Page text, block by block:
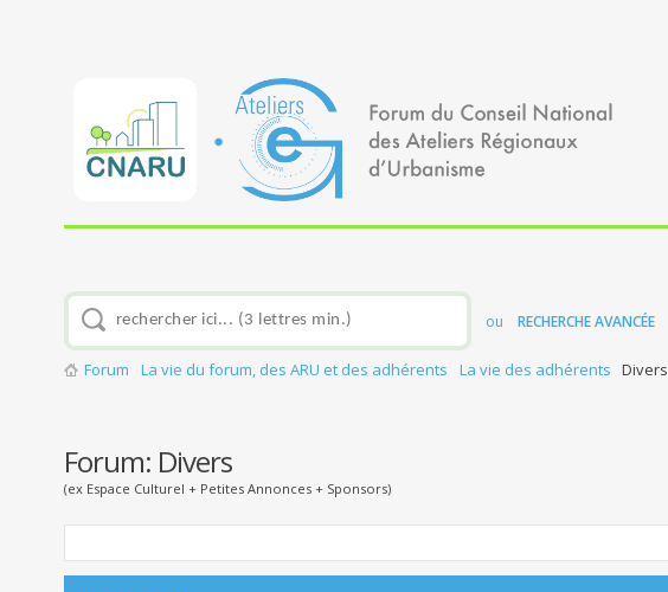
ou RECHERCHE AVANCÉE
Forum La vie du forum, des ARU et des adhérents La vie des adhérents Divers
Forum: Divers
(ex Espace Culturel + Petites Annonces + Sponsors)